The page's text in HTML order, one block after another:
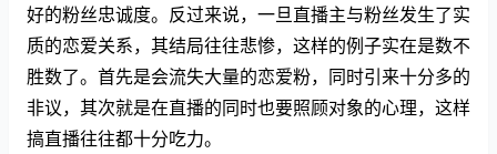
好的粉丝忠诚度。反过来说，一旦直播主与粉丝发生了实
质的恋爱关系，其结局往往悲惨，这样的例子实在是数不
胜数了。首先是会流失大量的恋爱粉，同时引来十分多的
非议，其次就是在直播的同时也要照顾对象的心理，这样
搞直播往往都十分吃力。